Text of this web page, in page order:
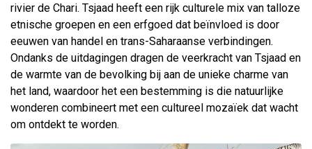
rivier de Chari. Tsjaad heeft een rijk culturele mix van talloze
etnische groepen en een erfgoed dat beïnvloed is door
eeuwen van handel en trans-Saharaanse verbindingen.
Ondanks de uitdagingen dragen de veerkracht van Tsjaad en
de warmte van de bevolking bij aan de unieke charme van
het land, waardoor het een bestemming is die natuurlijke
wonderen combineert met een cultureel mozaïek dat wacht
om ontdekt te worden.